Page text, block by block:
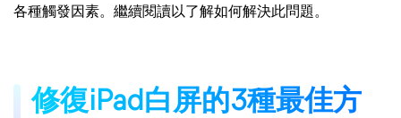
各種觸發因素。繼續閱讀以了解如何解決此問題。
修復iPad白屏的3種最佳方